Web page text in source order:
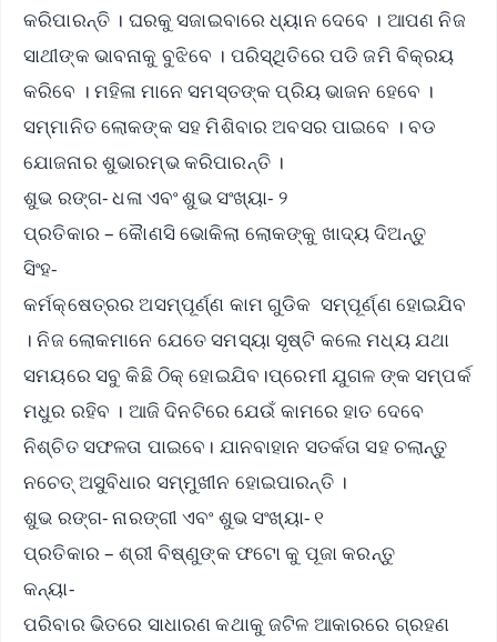
କରିପାରନ୍ତି । ଘରକୁ ସଜାଇବାରେ ଧ୍ୟାନ ଦେବେ । ଆପଣ ନିଜ
ସାଥୀଙ୍କ ଭାବନାକୁ ବୁଝିବେ । ପରିସ୍ଥିତିରେ ପଡି ଜମି ବିକ୍ରୟ
କରିବେ । ମହିଳା ମାନେ ସମସ୍ତଙ୍କ ପ୍ରିୟ ଭାଜନ ହେବେ ।
ସମ୍ମାନିତ ଲୋକଙ୍କ ସହ ମିଶିବାର ଅବସର ପାଇବେ । ବଡ
ଯୋଜନାର ଶୁଭାରମ୍ଭ କରିପାରନ୍ତି ।
ଶୁଭ ରଙ୍ଗ- ଧଳା ଏବଂ ଶୁଭ ସଂଖ୍ୟା- ୨
ପ୍ରତିକାର – କୈାଣସି ଭୋକିଲା ଲୋକଙ୍କୁ ଖାଦ୍ୟ ଦିଅନ୍ତୁ
ସିଂହ-
କର୍ମକ୍ଷେତ୍ରର ଅସମ୍ପୂର୍ଣ୍ଣ କାମ ଗୁଡିକ ସମ୍ପୂର୍ଣ୍ଣ ହୋଇଯିବ
। ନିଜ ଲୋକମାନେ ଯେତେ ସମସ୍ୟା ସୃଷ୍ଟି କଲେ ମଧ୍ୟ ଯଥା
ସମୟରେ ସବୁ କିଛି ଠିକ୍ ହୋଇଯିବ।ପ୍ରେମୀ ଯୁଗଳ ଙ୍କ ସମ୍ପର୍କ
ମଧୁର ରହିବ । ଆଜି ଦିନଟିରେ ଯେଉଁ କାମରେ ହାତ ଦେବେ
ନିଶ୍ଚିତ ସଫଳତା ପାଇବେ। ଯାନବାହାନ ସତର୍କତା ସହ ଚଲାନ୍ତୁ
ନଚେତ୍ ଅସୁବିଧାର ସମ୍ମୁଖୀନ ହୋଇପାରନ୍ତି ।
ଶୁଭ ରଙ୍ଗ- ନାରଙ୍ଗୀ ଏବଂ ଶୁଭ ସଂଖ୍ୟା- ୧
ପ୍ରତିକାର – ଶ୍ରୀ ବିଷ୍ଣୁଙ୍କ ଫଟୋ କୁ ପୂଜା କରନ୍ତୁ
କନ୍ୟା-
ପରିବାର ଭିତରେ ସାଧାରଣ କଥାକୁ ଜଟିଳ ଆକାରରେ ଗ୍ରହଣ